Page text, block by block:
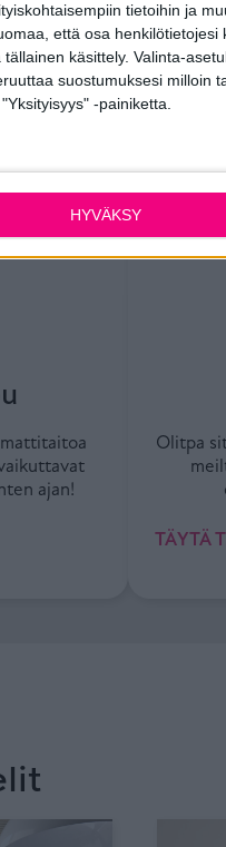
tietoihin ja
että osa henkilötietojesi
käsittely. Valinta-
suostumuksesi milloin
-painiketta.
HYVÄKSY
valinta
hinnoittelusta tai
kysymyksissä.
ajan!
Olitpa
TÄYTÄ